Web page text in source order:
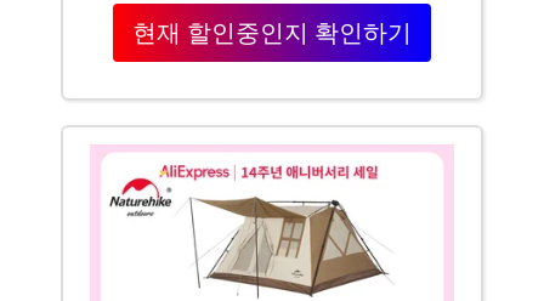
현재 할인중인지 확인하기